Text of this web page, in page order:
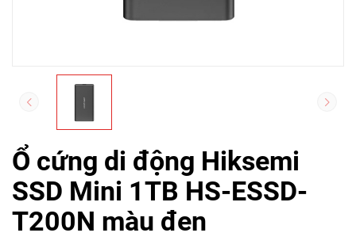
Ổ cứng di động Hiksemi
SSD Mini 1TB HS-ESSD-
T200N màu đen